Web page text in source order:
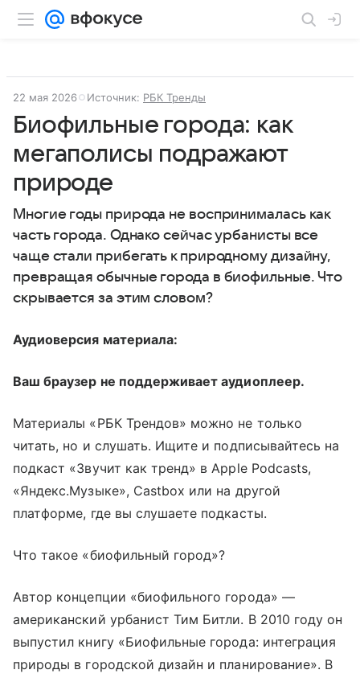
22 мая 2026 Источник: РБК Тренды
Биофильные города: как
мегаполисы подражают
природе
Многие годы природа не воспринималась как
часть города. Однако сейчас урбанисты все
чаще стали прибегать к природному дизайну,
превращая обычные города в биофильные. Что
скрывается за этим словом?
Аудиоверсия материала:
Ваш браузер не поддерживает аудиоплеер.
Материалы «РБК Трендов» можно не только
читать, но и слушать. Ищите и подписывайтесь на
подкаст «Звучит как тренд» в Apple Podcasts,
«Яндекс.Музыке», Castbox или на другой
платформе, где вы слушаете подкасты.
Что такое «биофильный город»?
Автор концепции «биофильного города» —
американский урбанист Тим Битли. В 2010 году он
выпустил книгу «Биофильные города: интеграция
природы в городской дизайн и планирование». В